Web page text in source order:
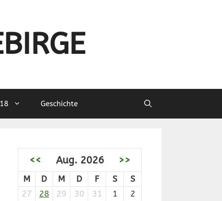
Geschichte
<< Aug. 2026 >>
M D M D F S
S
27
28 29 30 31 1
2